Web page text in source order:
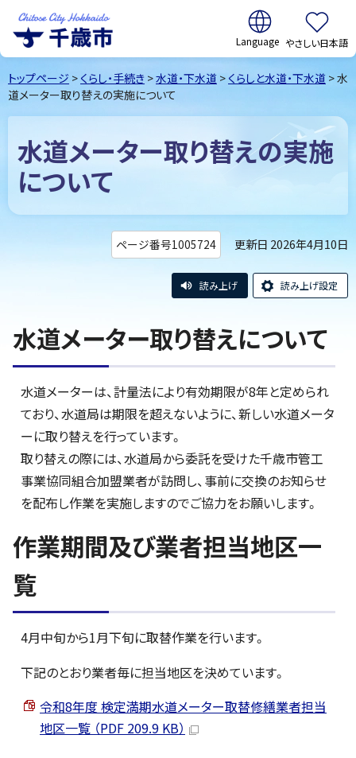
千歳市Chitose
City Hokkaido
翻訳:
やさしい日本語
トップページ > くらし・手続き >水道・下水道 > くらしと水道・下水道 > 水
道メーター取り替えの実施について
水道メーター取り替えの実施
について
ページ番号1005724 更新日 2026年4月10日
読み上げ 読み上げ設定
水道メーター取り替えについて
水道メーターは、計量法により有効期限が8年と定められ
ており、水道局は期限を超えないように、新しい水道メータ
ーに取り替えを行っています。
取り替えの際には、水道局から委託を受けた千歳市管工
事業協同組合加盟業者が訪問し、事前に交換のお知らせ
を配布し作業を実施しますのでご協力をお願いします。
作業期間及び業者担当地区一
覧
4月中旬から1月下旬に取替作業を行います。
下記のとおり業者毎に担当地区を決めています。
令和8年度 検定満期水道メーター取替修繕業者担当
地区一覧 （PDF 209.9 KB）